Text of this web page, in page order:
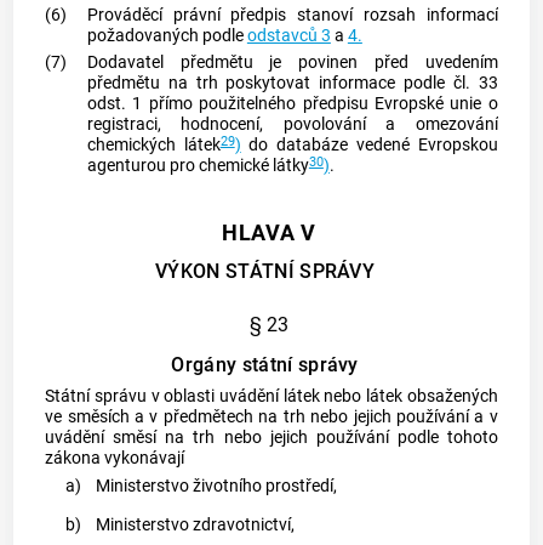
(6)
Prováděcí právní předpis stanoví rozsah informací
požadovaných podleodstavců 3 a 4.
(7)
Dodavatel předmětu je povinen před uvedením
předmětu na trh poskytovat informace podle čl. 33
odst. 1 přímo použitelného předpisu Evropské unie o
registraci, hodnocení, povolování a omezování
chemických látek29) do databáze vedené Evropskou
agenturou pro chemické látky30).
HLAVA V
VÝKON STÁTNÍ SPRÁVY
§ 23
Orgány státní správy
Státní správu v oblasti uvádění látek nebo látek obsažených
ve směsích a v předmětech na trh nebo jejich používání a v
uvádění směsí na trh nebo jejich používání podle tohoto
zákona vykonávají
a)
Ministerstvo životního prostředí,
b)
Ministerstvo zdravotnictví,